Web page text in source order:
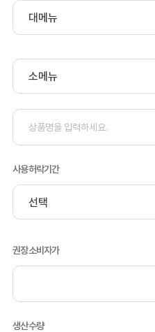
사용허락기간
권장소비자가
생산수량